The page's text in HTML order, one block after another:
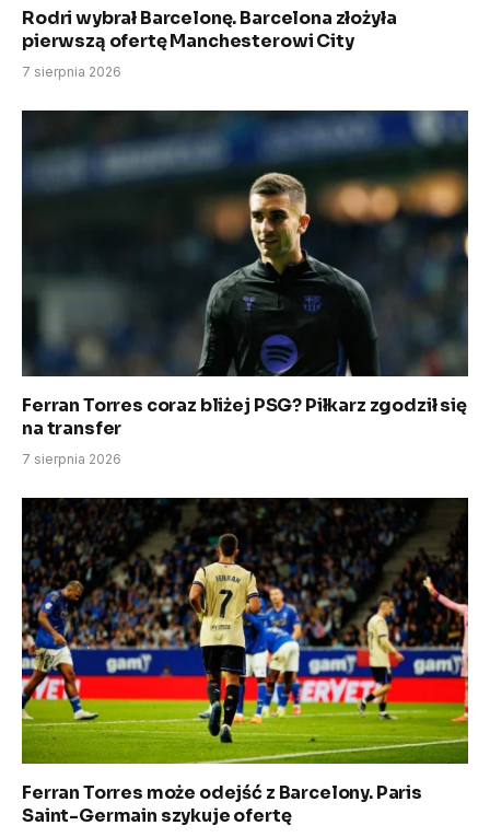
Rodri wybrał Barcelonę. Barcelona złożyła
pierwszą ofertę Manchesterowi City
7 sierpnia 2026
Ferran Torres coraz bliżej PSG? Piłkarz zgodził się
na transfer
7 sierpnia 2026
Ferran Torres może odejść z Barcelony. Paris
Saint-Germain szykuje ofertę